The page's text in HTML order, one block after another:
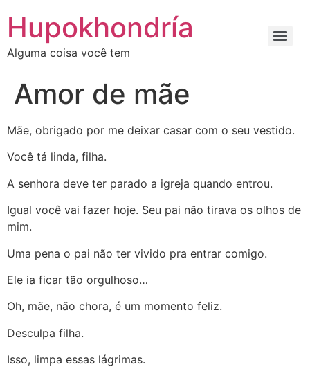
para
conteúdo
Hupokhondría
Alguma coisa você tem
Amor de mãe
Mãe, obrigado por me deixar casar com o seu vestido.
Você tá linda, filha.
A senhora deve ter parado a igreja quando entrou.
Igual você vai fazer hoje. Seu pai não tirava os olhos de
mim.
Uma pena o pai não ter vivido pra entrar comigo.
Ele ia ficar tão orgulhoso…
Oh, mãe, não chora, é um momento feliz.
Desculpa filha.
Isso, limpa essas lágrimas.